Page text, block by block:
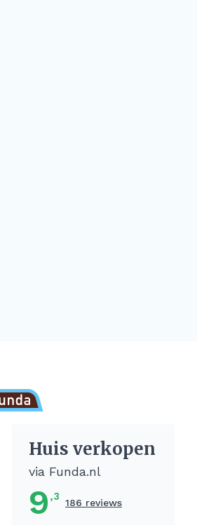
Huis verkopen
via Funda.nl
9 ,3 186 reviews